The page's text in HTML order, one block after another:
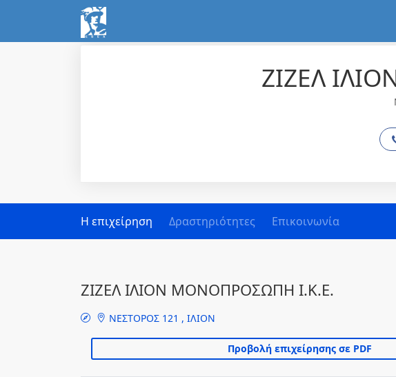
ΖΙΖΕΛ
Η επιχείρηση Δραστηριότητες Επικοινωνία
ΖΙΖΕΛ ΙΛΙΟΝ ΜΟΝΟΠΡΟΣΩΠΗ Ι.Κ.Ε.
ΝΕΣΤΟΡΟΣ 121 , ΙΛΙΟΝ